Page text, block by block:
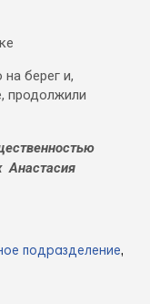
берег и,
продолжили
Анастасия
подразделение,